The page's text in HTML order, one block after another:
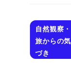
自然観察・
旅からの気
づき